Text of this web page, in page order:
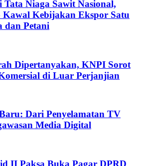
Niaga Sawit Nasional,
Kebijakan Ekspor Satu
dan Petani
Dipertanyakan, KNPI Sorot
di Luar Perjanjian
Dari Penyelamatan TV
Media Digital
II Paksa Buka Pagar DPRD